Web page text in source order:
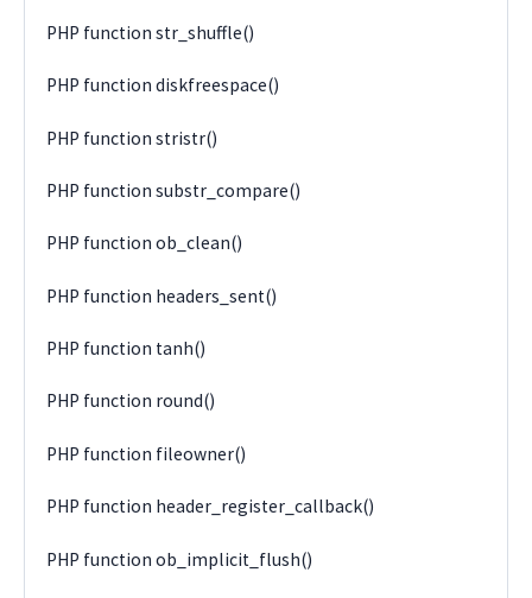
PHP function str_shuffle()
PHP function diskfreespace()
PHP function stristr()
PHP function substr_compare()
PHP function ob_clean()
PHP function headers_sent()
PHP function tanh()
PHP function round()
PHP function fileowner()
PHP function header_register_callback()
PHP function ob_implicit_flush()